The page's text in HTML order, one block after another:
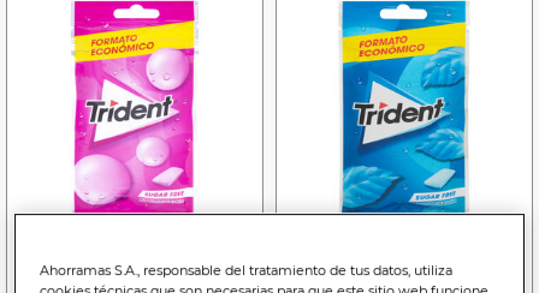
Ahorramas S.A., responsable del tratamiento de tus datos, utiliza